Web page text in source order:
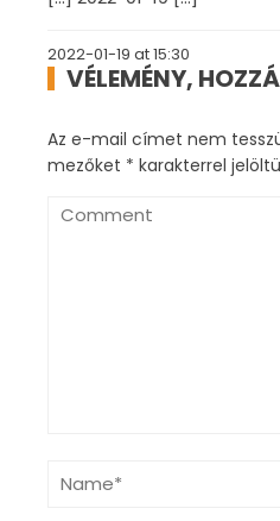
2022-01-19 at 15:30
VÉLEMÉNY,
Az e-mail címet nem
mezőket * karakterrel